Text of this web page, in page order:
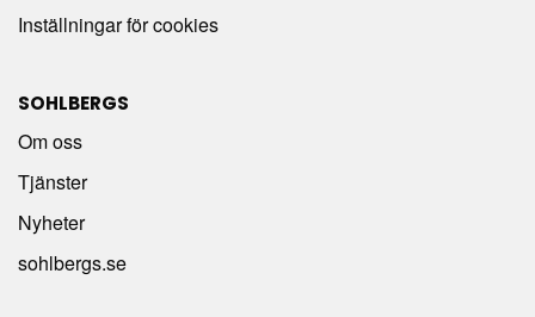
Inställningar för cookies
SOHLBERGS
Om oss
Tjänster
Nyheter
sohlbergs.se